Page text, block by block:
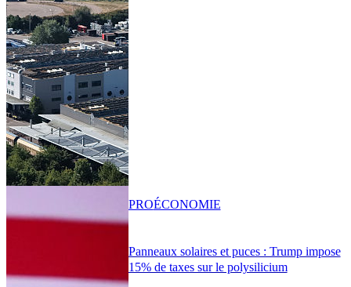
Panneaux solaires et puces : Trump impose
15% de taxes sur le polysilicium
PROÉCONOMIE